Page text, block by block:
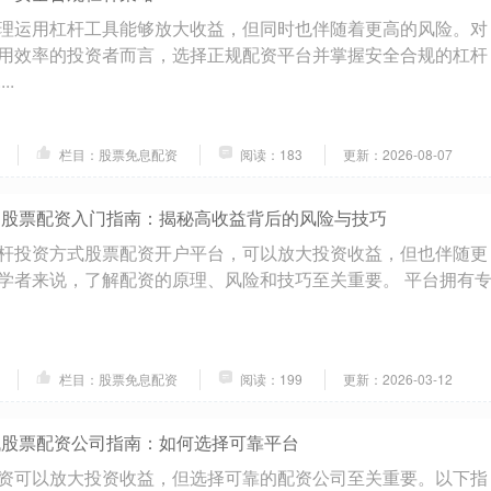
运用杠杆工具能够放大收益，但同时也伴随着更高的风险。对
效率的投资者而言，选择正规配资平台并掌握安全合规的杠杆
栏目：股票免息配资 阅读：183 更新：2026-08-07
票配资入门指南：揭秘高收益背后的风险与技巧
投资方式股票配资开户平台，可以放大投资收益，但也伴随更
者来说，了解配资的原理、风险和技巧至关重要。 平台拥有专
栏目：股票免息配资 阅读：199 更新：2026-03-12
票配资公司指南：如何选择可靠平台
可以放大投资收益，但选择可靠的配资公司至关重要。以下指